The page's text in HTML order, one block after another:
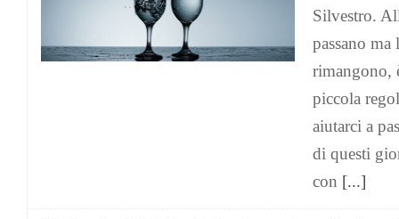
Silvestro.
passano ma
rimangono,
piccola
aiutarci a
di questi
con [...]